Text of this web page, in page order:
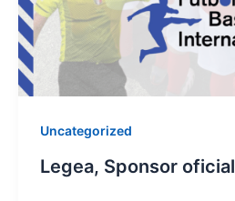
Uncategorized
Legea, Sponsor oficial